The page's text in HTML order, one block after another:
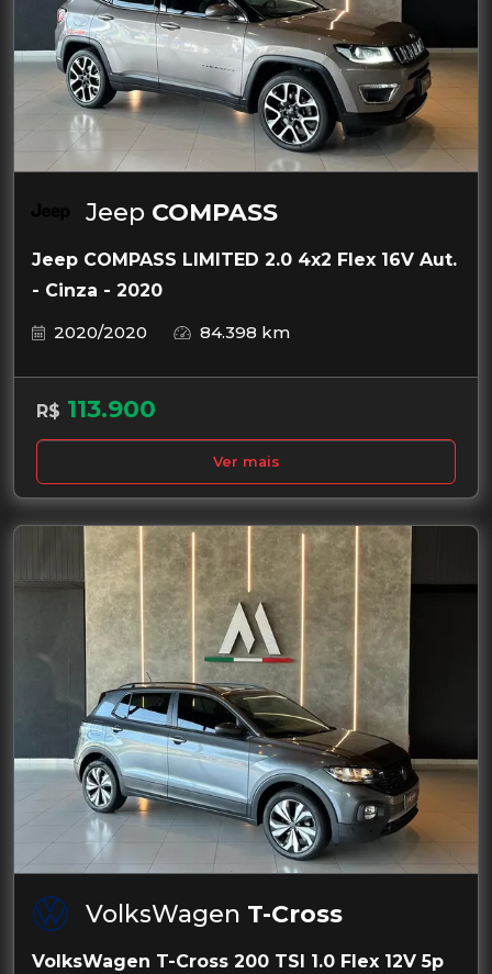
Jeep COMPASS
Jeep COMPASS LIMITED 2.0 4x2 Flex 16V Aut.
- Cinza - 2020
2020/2020
84.398 km
R$ 113.900
Ver mais
VolksWagen T-Cross
VolksWagen T-Cross 200 TSI 1.0 Flex 12V 5p